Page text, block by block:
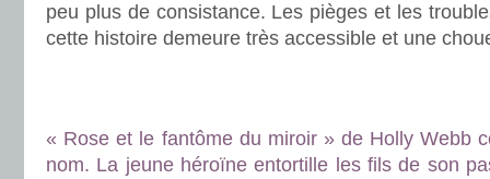
peu plus de consistance. Les pièges et les
cette histoire demeure très accessible et une
« Rose et le fantôme du miroir » de Holly Webb
nom. La jeune héroïne entortille les fils de son